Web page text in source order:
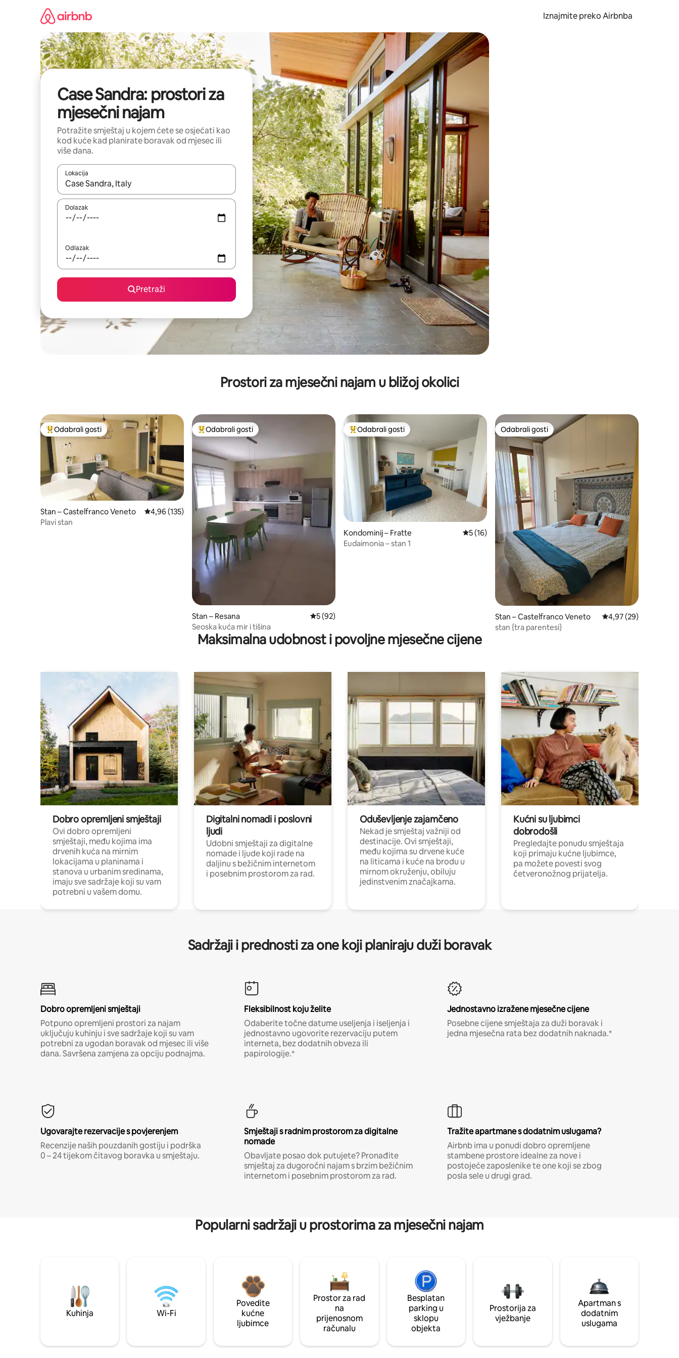
Iznajmite preko Airbnba
Case Sandra: prostori za
mjesečni najam
Potražite smještaj u kojem ćete se osjećati kao
kod kuće kad planirate boravak od mjesec ili
više dana.
Lokacija
Kada budu dostupni rezultati, moći ćete ih pregledati koristeći se strelicama prema gore i prema dolje, kao i dodirom ili prelaskom prstom po zaslonu.
Dolazak
Odlazak
Pretraži
Prostori za mjesečni najam u bližoj okolici
Među najviše rangiranima s oznakom „Odabrali gosti”
Odabrali gosti
Stan – Castelfranco Veneto Prosječna ocjena: 4,96/5, recenzija: 135
4,96 (135)
Plavi stan
Među najviše rangiranima s oznakom „Odabrali gosti”
Odabrali gosti
Stan – Resana Prosječna ocjena: 5/5, recenzija: 92
5 (92)
Seoska kuća mir i tišina
Među najviše rangiranima s oznakom „Odabrali gosti”
Odabrali gosti
Kondominij – Fratte Prosječna ocjena: 5/5, recenzija: 16
5 (16)
Eudaimonia – stan 1
Odabrali gosti
Odabrali gosti
Stan – Castelfranco Veneto Prosječna ocjena:
4,97 (29)
stan {tra parentesi}
Maksimalna udobnost i povoljne mjesečne cijene
Dobro opremljeni smještaji
Ovi dobro opremljeni
smještaji, među kojima ima
drvenih kuća na mirnim
lokacijama u planinama i
stanova u urbanim sredinama,
imaju sve sadržaje koji su vam
potrebni u vašem domu.
Digitalni nomadi i poslovni
ljudi
Udobni smještaji za digitalne
nomade i ljude koji rade na
daljinu s bežičnim internetom
i posebnim prostorom za rad.
Oduševljenje zajamčeno
Nekad je smještaj važniji od
destinacije. Ovi smještaji,
među kojima su drvene kuće
na liticama i kuće na brodu u
mirnom okruženju, obiluju
jedinstvenim značajkama.
Kućni su ljubimci
dobrodošli
Pregledajte ponudu smještaja
koji primaju kućne ljubimce,
pa možete povesti svog
četveronožnog prijatelja.
Sadržaji i prednosti za one koji planiraju duži boravak
Dobro opremljeni smještaji
Potpuno opremljeni prostori za najam
uključuju kuhinju i sve sadržaje koji su vam
potrebni za ugodan boravak od mjesec ili više
dana. Savršena zamjena za opciju podnajma.
Fleksibilnost koju želite
Odaberite točne datume useljenja i iseljenja i
jednostavno ugovorite rezervaciju putem
interneta, bez dodatnih obveza ili
papirologije.*
Jednostavno izražene mjesečne cijene
Posebne cijene smještaja za duži boravak i
jedna mjesečna rata bez dodatnih naknada.*
Ugovarajte rezervacije s povjerenjem
Recenzije naših pouzdanih gostiju i podrška
0 – 24 tijekom čitavog boravka u smještaju.
Smještaji s radnim prostorom za digitalne
nomade
Obavljate posao dok putujete? Pronađite
smještaj za dugoročni najam s brzim bežičnim
internetom i posebnim prostorom za rad.
Tražite apartmane s dodatnim uslugama?
Airbnb ima u ponudi dobro opremljene
stambene prostore idealne za nove i
postojeće zaposlenike te one koji se zbog
posla sele u drugi grad.
Popularni sadržaji u prostorima za mjesečni najam
Kuhinja Wi-Fi
Povedite
kućne
ljubimce
Prostor za rad
na
prijenosnom
računalu
Besplatan
parking u
sklopu
objekta
Prostorija za
vježbanje
Apartman s
dodatnim
uslugama